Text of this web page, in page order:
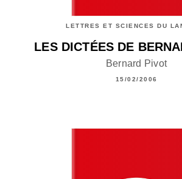
LETTRES ET SCIENCES DU
LES DICTÉES DE
Bernard Pivot
15/02/2006